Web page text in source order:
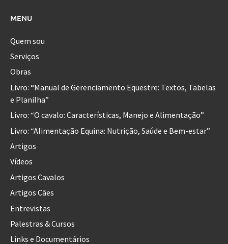
MENU
Quem sou
Serviços
Obras
Livro: “Manual de Gerenciamento Equestre: Textos, Tabelas
e Planilha”
Livro: “O cavalo: Características, Manejo e Alimentação”
Livro: “Alimentação Equina: Nutrição, Saúde e Bem-estar”
Artigos
Vídeos
Artigos Cavalos
Artigos Cães
Entrevistas
Palestras & Cursos
Links e Documentários